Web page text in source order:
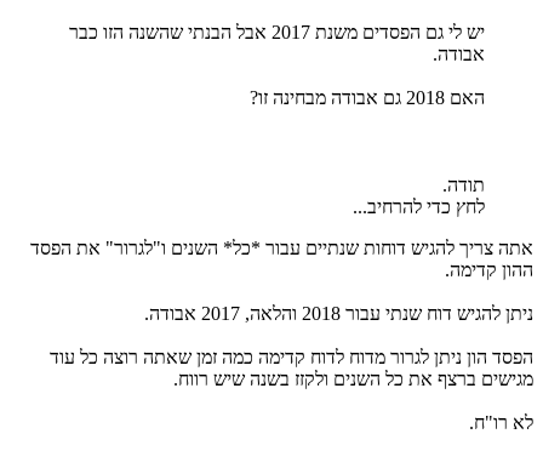
יש לי גם הפסדים משנת 2017 אבל הבנתי שהשנה הזו כבר
אבודה.
האם 2018 גם אבודה מבחינה זו?
תודה.
לחץ כדי להרחיב...
אתה צריך להגיש דוחות שנתיים עבור *כל* השנים ו"לגרור" את הפסד
ההון קדימה.
ניתן להגיש דוח שנתי עבור 2018 והלאה, 2017 אבודה.
הפסד הון ניתן לגרור מדוח לדוח קדימה כמה זמן שאתה רוצה כל עוד
מגישים ברצף את כל השנים ולקזז בשנה שיש רווח.
לא רו"ח.